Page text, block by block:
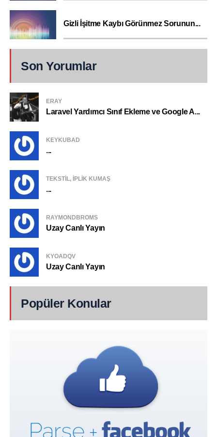
Gizli İşitme Kaybı Görünmez Sorunun...
Son Yorumlar
ERAY
Laravel Yardımcı Sınıf Ekleme ve Google A...
KEYKUBAD
...
TEKSTIL, IPLIK KUMAŞ
...
RAYMONDBROMS
Uzay Canlı Yayın
KYOADQV
Uzay Canlı Yayın
Popüler Konular